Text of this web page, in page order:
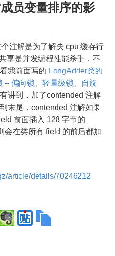
员变量排序的影
注解是为了解决 cpu 缓存行
享是并发编程性能杀手，不
我前面写的 LongAdder类的
– 偏向锁、轻量级锁、自旋
讲到，加了contended 注解
末尾，contended 注解如果
前面插入 128 字节的
会在类所有 field 的前后都加
article/details/70246212